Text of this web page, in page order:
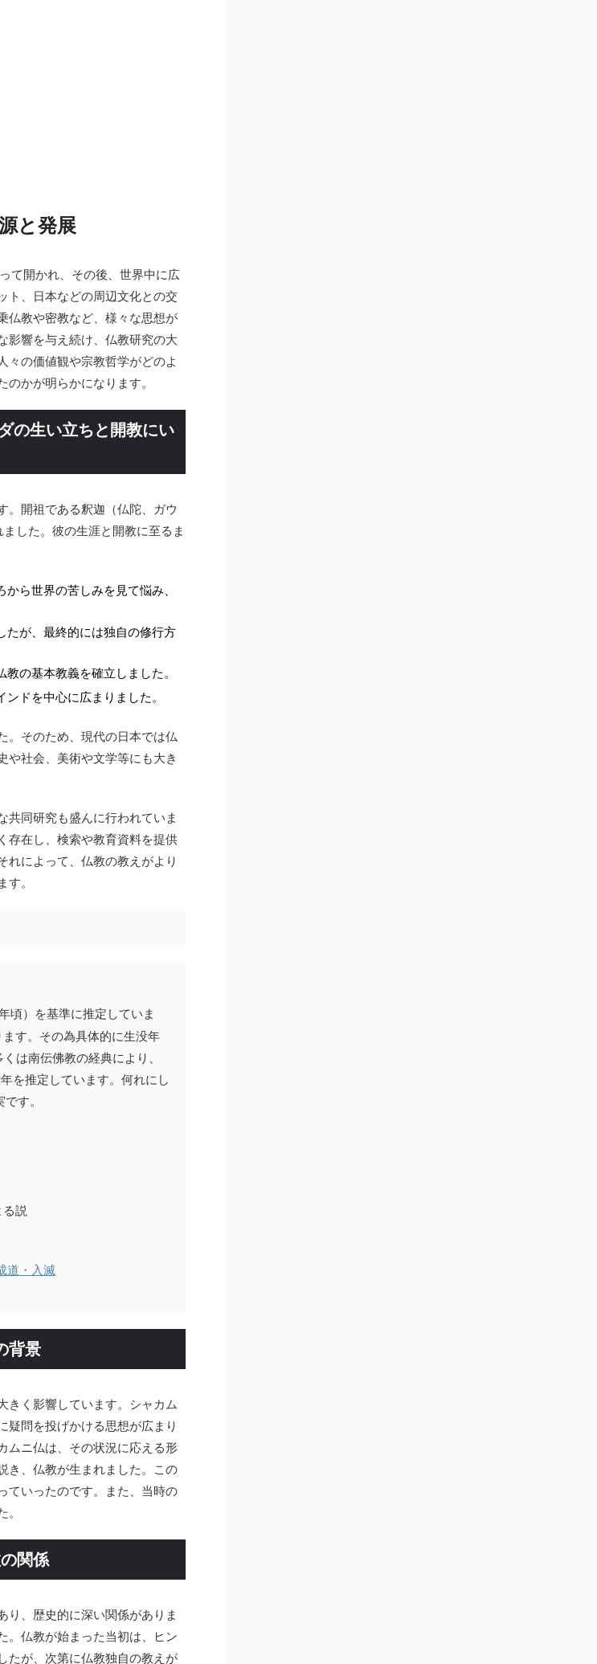
と発展
て開かれ、その後、世界中に広
ト、日本などの周辺文化との交
仏教や密教など、様々な思想が
影響を与え続け、仏教研究の大
々の価値観や宗教哲学がどのよ
かが明らかになります。
の生い立ちと開教にい
。開祖である釈迦（仏陀、ガウ
した。彼の生涯と開教に至るま
ら世界の苦しみを見て悩み、
たが、最終的には独自の修行方
の基本教義を確立しました。
ドを中心に広まりました。
。そのため、現代の日本では仏
や社会、美術や文学等にも大き
共同研究も盛んに行われていま
存在し、検索や教育資料を提供
れによって、仏教の教えがより
。
頃）を基準に推定していま
す。その為具体的に生没年
は南伝佛教の経典により、
を推定しています。何れにし
す。
る説
道・入滅
背景
きく影響しています。シャカム
疑問を投げかける思想が広まり
ムニ仏は、その状況に応える形
き、仏教が生まれました。この
ていったのです。また、当時の
関係
り、歴史的に深い関係がありま
。仏教が始まった当初は、ヒン
たが、次第に仏教独自の教えが